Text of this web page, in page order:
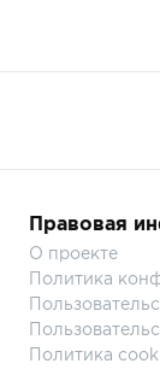
Правовая
О проекте
Политика
Политика